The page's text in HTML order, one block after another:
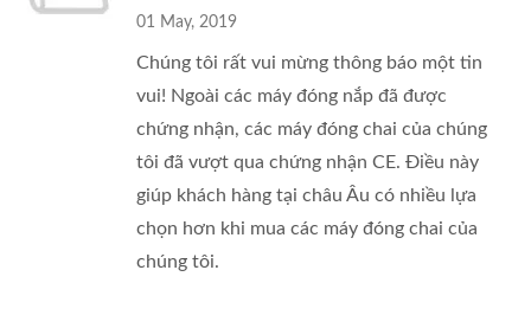
01 May, 2019
Chúng tôi rất vui mừng thông báo một tin
vui! Ngoài các máy đóng nắp đã được
chứng nhận, các máy đóng chai của chúng
tôi đã vượt qua chứng nhận CE. Điều này
giúp khách hàng tại châu Âu có nhiều lựa
chọn hơn khi mua các máy đóng chai của
chúng tôi.